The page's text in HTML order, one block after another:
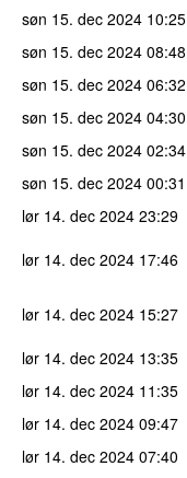
søn 15. dec 2024 10:25
søn 15. dec 2024 08:48
søn 15. dec 2024 06:32
søn 15. dec 2024 04:30
søn 15. dec 2024 02:34
søn 15. dec 2024 00:31
lør 14. dec 2024 23:29
lør 14. dec 2024 17:46
lør 14. dec 2024 15:27
lør 14. dec 2024 13:35
lør 14. dec 2024 11:35
lør 14. dec 2024 09:47
lør 14. dec 2024 07:40